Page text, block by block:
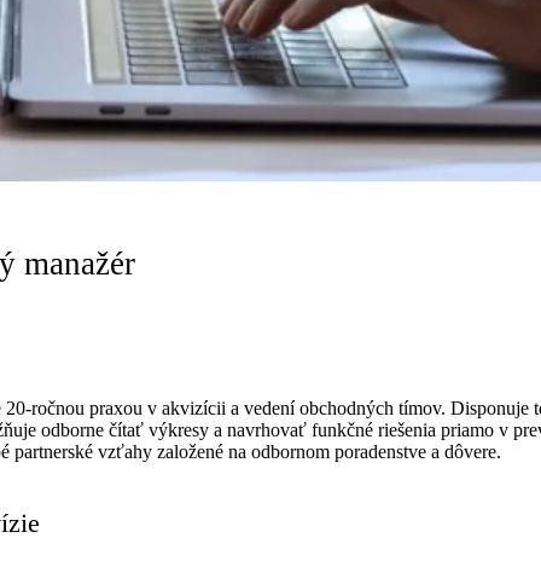
manažér
ročnou praxou v akvizícii a vedení obchodných tímov.
odborne čítať výkresy a navrhovať funkčné riešenia priamo v
vzťahy založené na odbornom poradenstve a dôvere.